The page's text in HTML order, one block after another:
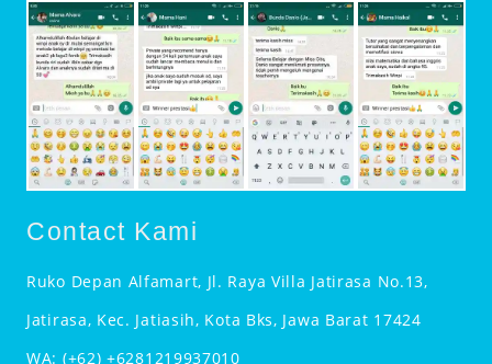
Contact Kami
Ruko Depan Alfamart, Jl. Raya Villa Jatirasa No.13,
Jatirasa, Kec. Jatiasih, Kota Bks, Jawa Barat 17424
WA: (+62) +6281219937010